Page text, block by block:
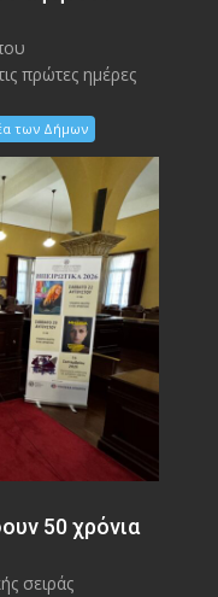
πρώτες ημέρες
των Δήμων
50 χρόνια
σειράς